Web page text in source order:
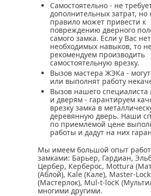
Самостоятельно - не
дополнительных затрат, но
правило может привести к
повреждению дверного
самого замка. Если у Вас нет
необходимых навыков, то
рекомендуем производить
самостоятельную врезку.
Вызов мастера ЖЭКа -
или выполнят работу
Вызов нашего специалиста
и дверям - гарантируем
врезку замка в
деревянную дверь. Наши
по приемлемой цене
работы и дадут на них
Мы имеем большой опыт
замками: Барьер, Гардиан,
Цербер, Керберос, Mottura
(Аблой), Kale (Кале), Master-Lock
(Мастерлок), Mul-t-locK
многими другими.